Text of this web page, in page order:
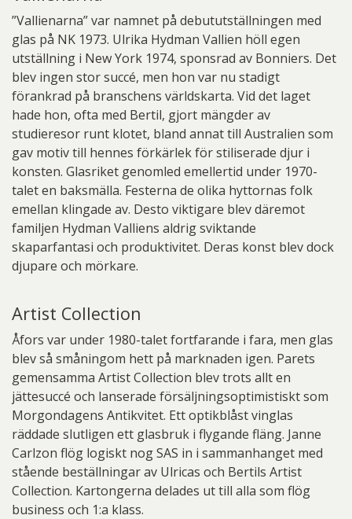
”Vallienarna” var namnet på debututställningen med
glas på NK 1973. Ulrika Hydman Vallien höll egen
utställning i New York 1974, sponsrad av Bonniers. Det
blev ingen stor succé, men hon var nu stadigt
förankrad på branschens världskarta. Vid det laget
hade hon, ofta med Bertil, gjort mängder av
studieresor runt klotet, bland annat till Australien som
gav motiv till hennes förkärlek för stiliserade djur i
konsten. Glasriket genomled emellertid under 1970-
talet en baksmälla. Festerna de olika hyttornas folk
emellan klingade av. Desto viktigare blev däremot
familjen Hydman Valliens aldrig sviktande
skaparfantasi och produktivitet. Deras konst blev dock
djupare och mörkare.
Artist Collection
Åfors var under 1980-talet fortfarande i fara, men glas
blev så småningom hett på marknaden igen. Parets
gemensamma Artist Collection blev trots allt en
jättesuccé och lanserade försäljningsoptimistiskt som
Morgondagens Antikvitet. Ett optikblåst vinglas
räddade slutligen ett glasbruk i flygande fläng. Janne
Carlzon flög logiskt nog SAS in i sammanhanget med
stående beställningar av Ulricas och Bertils Artist
Collection. Kartongerna delades ut till alla som flög
business och 1:a klass.